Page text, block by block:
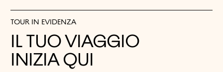
TOUR IN EVIDENZA
IL TUO VIAGGIO
INIZIA QUI